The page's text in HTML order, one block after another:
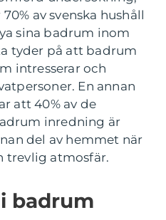
av svenska hushåll
sina badrum inom
tyder på att badrum
intresserar och
En annan
att 40% av de
inredning är
del av hemmet när
trevlig atmosfär.
badrum